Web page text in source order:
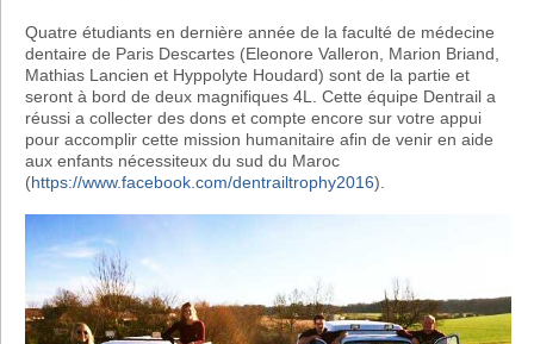
Quatre étudiants en dernière année de la faculté de médecine
dentaire de Paris Descartes (Eleonore Valleron, Marion Briand,
Mathias Lancien et Hyppolyte Houdard) sont de la partie et
seront à bord de deux magnifiques 4L. Cette équipe Dentrail a
réussi a collecter des dons et compte encore sur votre appui
pour accomplir cette mission humanitaire afin de venir en aide
aux enfants nécessiteux du sud du Maroc
(https://www.facebook.com/dentrailtrophy2016).